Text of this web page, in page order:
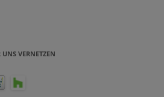
VERNETZEN